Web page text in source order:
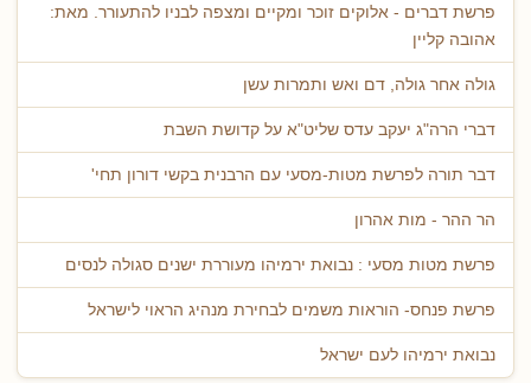
פרשת דברים - אלוקים זוכר ומקיים ומצפה לבניו להתעורר. מאת:
אהובה קליין
גולה אחר גולה, דם ואש ותמרות עשן
דברי הרה"ג יעקב עדס שליט"א על קדושת השבת
דבר תורה לפרשת מטות-מסעי עם הרבנית בקשי דורון תחי'
הר ההר - מות אהרון
פרשת מטות מסעי : נבואת ירמיהו מעוררת ישנים סגולה לנסים
פרשת פנחס- הוראות משמים לבחירת מנהיג הראוי לישראל
נבואת ירמיהו לעם ישראל